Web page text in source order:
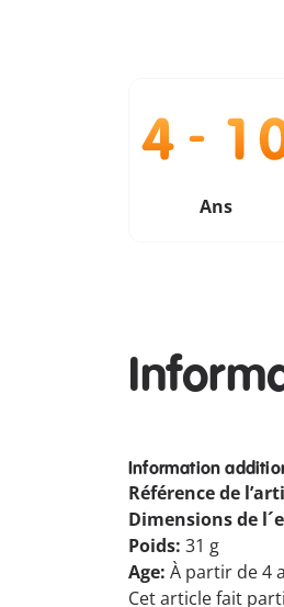
Ans
Information
Référence de
Dimensions de
Poids: 31 g
Age: À partir de 4
Cet article fait